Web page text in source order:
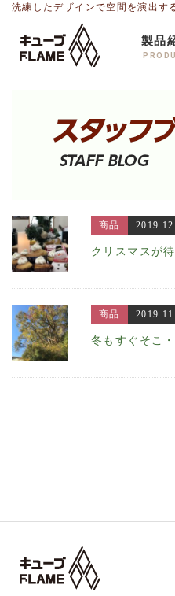
洗練したデザインで空間を演出す
製品
商品
クリスマスが
商品
冬もすぐそこ